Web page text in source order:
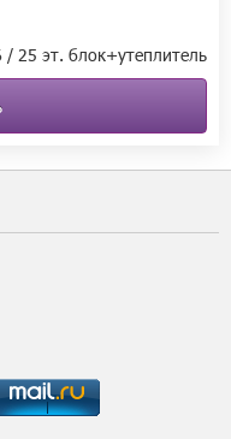
/ 25 эт. блок+утеплитель